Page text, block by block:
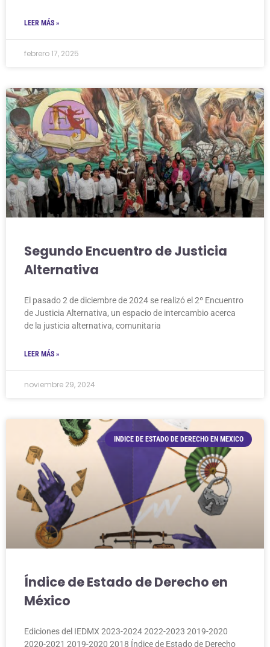
LEER MÁS »
febrero 17, 2025
Segundo Encuentro de Justicia
Alternativa
El pasado 2 de diciembre de 2024 se realizó el 2º Encuentro
de Justicia Alternativa, un espacio de intercambio acerca
de la justicia alternativa, comunitaria
LEER MÁS »
noviembre 29, 2024
INDICE DE ESTADO DE DERECHO EN MEXICO
Índice de Estado de Derecho en
México
Ediciones del IEDMX 2023-2024 2022-2023 2019-2020
2020-2021 2019-2020 2018 Índice de Estado de Derecho